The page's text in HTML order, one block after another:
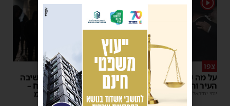
צפו
על מה שוחחו מ"מ ראש
העיר והחיד"א אברג׳ל?
יוסי יחזקאלי
פירות ההסתה
אימה באשדוד: בחור ישיבה
בן 13 נשדד באיומי רצח –
המשטרה הקימה צח”מ
מנחם דויטש |
22:32